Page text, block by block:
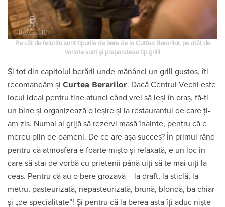
Pe cât de felurite sunt tipurile de bere de la Curtea Berarilor, pe atât de
variate sunt și preparateșe tip grill!
Și tot din capitolul berării unde mănânci un grill gustos, îți
recomandăm și Curtea Berarilor. Dacă Centrul Vechi este
locul ideal pentru tine atunci când vrei să ieși în oraș, fă-ți
un bine și organizează o ieșire și la restaurantul de care ți-
am zis. Numai ai grijă să rezervi masă înainte, pentru că e
mereu plin de oameni. De ce are așa succes? În primul rând
pentru că atmosfera e foarte mișto și relaxată, e un loc în
care să stai de vorbă cu prietenii până uiți să te mai uiți la
ceas. Pentru că au o bere grozavă – la draft, la sticlă, la
metru, pasteurizată, nepasteurizată, brună, blondă, ba chiar
și „de specialitate”! Și pentru că la berea asta îți aduc niște